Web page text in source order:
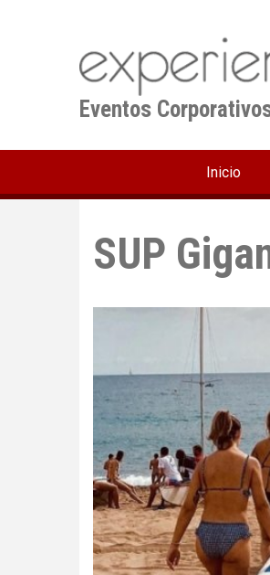
Eventos
Inicio
SUP